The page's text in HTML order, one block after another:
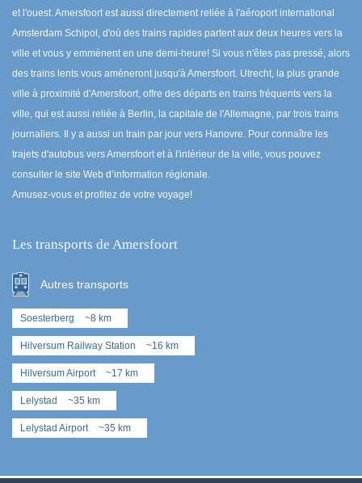
et l'ouest. Amersfoort est aussi directement reliée à l'aéroport international
Amsterdam Schipol, d'où des trains rapides partent aux deux heures vers la
ville et vous y emmènent en une demi-heure! Si vous n'êtes pas pressé, alors
des trains lents vous amèneront jusqu'à Amersfoort. Utrecht, la plus grande
ville à proximité d'Amersfoort, offre des départs en trains fréquents vers la
ville, qui est aussi reliée à Berlin, la capitale de l'Allemagne, par trois trains
journaliers. Il y a aussi un train par jour vers Hanovre. Pour connaître les
trajets d'autobus vers Amersfoort et à l'intérieur de la ville, vous pouvez
consulter le site Web d’information régionale.
Amusez-vous et profitez de votre voyage!
Les transports de Amersfoort
Autres transports
Soesterberg ~8 km
Hilversum Railway Station ~16 km
Hilversum Airport ~17 km
Lelystad ~35 km
Lelystad Airport ~35 km